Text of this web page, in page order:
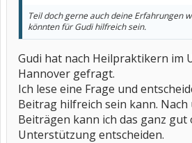
Teil doch gerne auch deine Erfahrungen
könnten für Gudi hilfreich sein.
Gudi hat nach Heilpraktikern im
Hannover gefragt.
Ich lese eine Frage und
Beitrag hilfreich sein kann. Nach
Beiträgen kann ich das ganz gut
Unterstützung entscheiden.